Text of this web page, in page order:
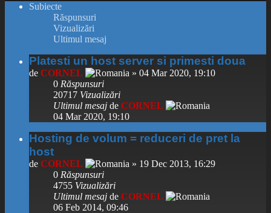
Subiecte
Răspunsuri
Vizualizări
Ultimul mesaj
Platesti un host server si primesti doua
de CORNEL
» 04 Mar 2020, 19:10
0 Răspunsuri
20717 Vizualizări
Ultimul mesaj de CORNEL
04 Mar 2020, 19:10
Hosting de volum = reduceri de pret la
host
de CORNEL
» 19 Dec 2013, 16:29
0 Răspunsuri
4755 Vizualizări
Ultimul mesaj de CORNEL
06 Feb 2014, 09:46